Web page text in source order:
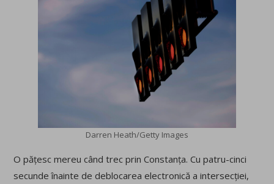
Darren Heath/Getty Images
O pățesc mereu când trec prin Constanța. Cu patru-cinci
secunde înainte de deblocarea electronică a intersecției,